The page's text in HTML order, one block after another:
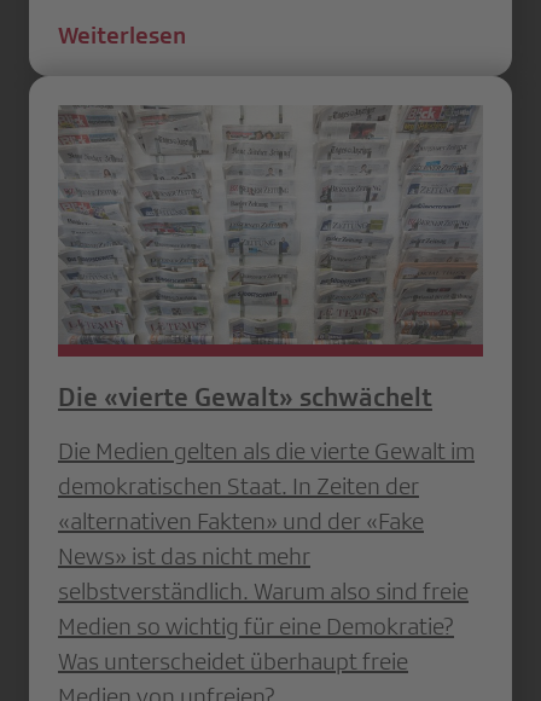
Weiterlesen
Die «vierte Gewalt» schwächelt
Die Medien gelten als die vierte Gewalt im
demokratischen Staat. In Zeiten der
«alternativen ­Fakten» und der «Fake
News» ist das nicht mehr
selbstverständlich. Warum also sind freie
Medien so wichtig für eine ­Demokratie?
Was unterscheidet überhaupt freie
Medien von unfreien?